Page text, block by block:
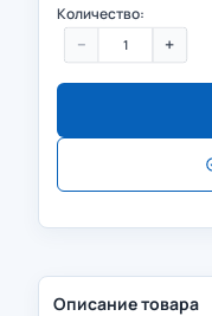
Количество:
− +
Описание товара